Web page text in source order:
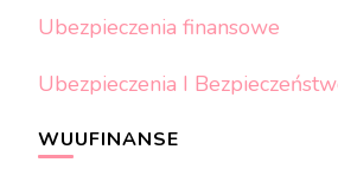
Ubezpieczenia finansowe
Ubezpieczenia I
WUUFINANSE